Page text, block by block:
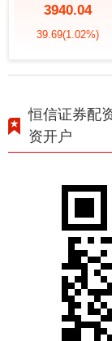
3940.04
39.69(1.02%)
恒信证券配
资开户